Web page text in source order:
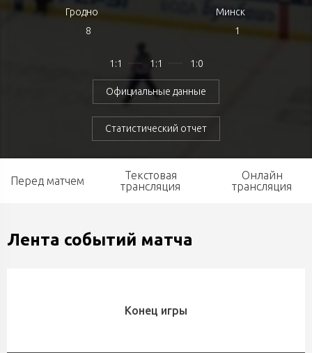
Гродно
8
1:1 1:1 1:0
Официальные данные
Статистический отчет
Минск
1
Перед матчем
Текстовая
трансляция
Онлайн
трансляция
Лента событий матча
Конец игры